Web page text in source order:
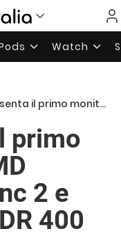
Watch
con AMD Radeon FreeSync 2 e VESA DisplayHDR 400
primo
2 e
400